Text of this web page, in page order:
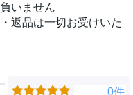
いません
返品は一切お受けいた
0件